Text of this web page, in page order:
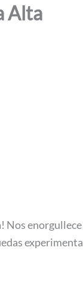
Alta
Nos